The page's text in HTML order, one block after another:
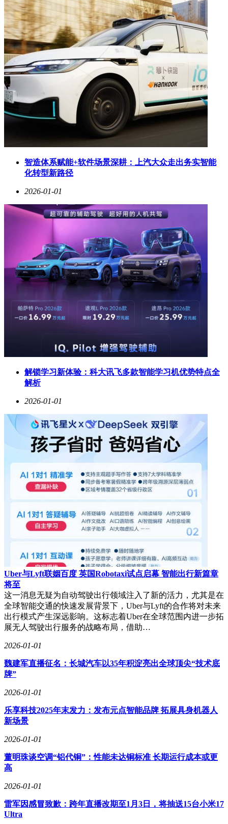
逻辑：从早期通过技术重构人货场，到现阶段通过精细化运营
实现可持续增长。其双业态模型既保持了业态独立性，又形成
资源互补，这种战略定力或将为行业提供新的发展范式。
智造体系赋能+软件场景深耕：上汽大众走出务实智能
化转型新路径
2026-01-01
解锁学习新体验：科大讯飞多款智能学习机优势特点全
解析
2026-01-01
Uber与Lyft联姻百度 英国Robotaxi试点启幕 智能出行新篇章
将至
这一消息无疑为自动驾驶出行领域注入了新的活力，尤其是在
全球智能交通的快速发展背景下，Uber与Lyft的合作将对未来
出行模式产生深远影响。这标志着Uber在全球范围内进一步拓
展无人驾驶出行服务的战略布局，借助…
2026-01-01
魏建军直播征名：长城汽车以35年积淀亮出全球顶尖“技术底
牌”
2026-01-01
乐享科技2025年末发力：发布元点智能品牌 拓展具身机器人
新场景
2026-01-01
董明珠谈空调“铝代铜”：性能未达铜标准 长期运行成本或更
高
2026-01-01
雷军因感冒致歉：跨年直播改期至1月3日，将抽送15台小米17
Ultra